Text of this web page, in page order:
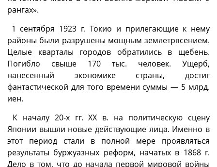
рангах».
1 сентября 1923 г. Токио и прилегающие к нему
районы были разрушены мощным землетрясением.
Целые кварталы городов обратились в щебень.
Погибло свыше 170 тыс. человек. Ущерб,
нанесенный экономике страны, достиг
фантастической для того времени суммы — 5 млрд.
иен.
К началу 20-х гг. XX в. на политическую сцену
Японии вышли новые действующие лица. Именно в
этот период стали в полной мере проявляться
результаты буржуазных реформ, начатых в 1868 г.
Дело в том, что до начала первой мировой войны